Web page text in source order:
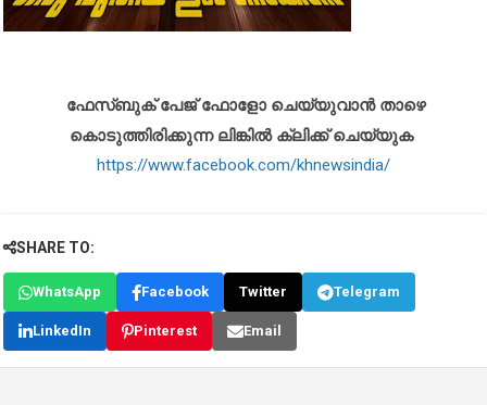
ഫേസ്ബുക് പേജ് ഫോളോ ചെയ്യുവാൻ താഴെ
കൊടുത്തിരിക്കുന്ന ലിങ്കിൽ ക്ലിക്ക് ചെയ്യുക
https://www.facebook.com/khnewsindia/
SHARE TO:
WhatsApp Facebook Twitter Telegram
LinkedIn Pinterest Email